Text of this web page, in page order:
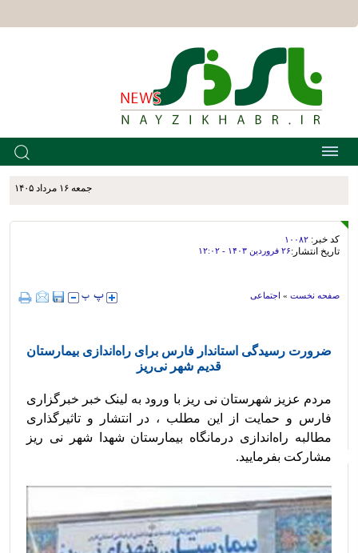
جمعه ۱۶ مرداد ۱۴۰۵
کد خبر: ۱۰۰۸۲
تاریخ انتشار:۲۶ فروردين ۱۴۰۳ - ۱۲:۰۲
صفحه نخست » اجتماعی
ضرورت رسیدگی استاندار فارس برای راه‌اندازی بیمارستان
قدیم شهر نی‌‌ریز